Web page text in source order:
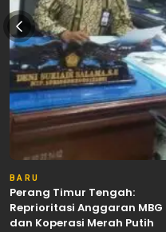
BARU
Perang Timur Tengah:
Reprioritasi Anggaran MBG
dan Koperasi Merah Putih